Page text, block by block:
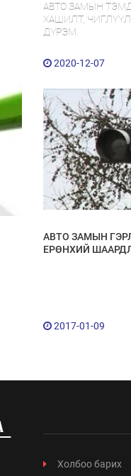
АВТО ЗАМЫН
ХАШИЛТ,
ДҮРЭМ.
2020-12-07
АВТО ЗАМЫН
ЕРӨНХИЙ
2017-01-09
Холбоо барих